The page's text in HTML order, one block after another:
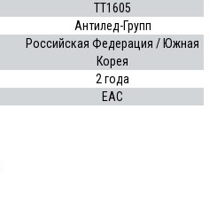
ТТ1605
Антилед-Групп
Российская Федерация / Южная
Корея
2 года
EAC